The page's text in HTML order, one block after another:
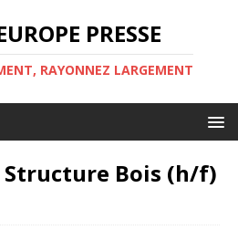
PRESSE
RAYONNEZ LARGEMENT
Structure Bois (h/f)